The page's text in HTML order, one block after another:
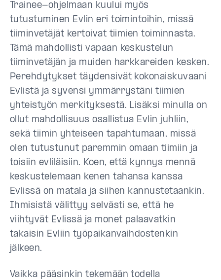
Trainee-ohjelmaan kuului myös
tutustuminen Evlin eri toimintoihin, missä
tiiminvetäjät kertoivat tiimien toiminnasta.
Tämä mahdollisti vapaan keskustelun
tiiminvetäjän ja muiden harkkareiden kesken.
Perehdytykset täydensivät kokonaiskuvaani
Evlistä ja syvensi ymmärrystäni tiimien
yhteistyön merkityksestä. Lisäksi minulla on
ollut mahdollisuus osallistua Evlin juhliin,
sekä tiimin yhteiseen tapahtumaan, missä
olen tutustunut paremmin omaan tiimiin ja
toisiin evliläisiin. Koen, että kynnys mennä
keskustelemaan kenen tahansa kanssa
Evlissä on matala ja siihen kannustetaankin.
Ihmisistä välittyy selvästi se, että he
viihtyvät Evlissä ja monet palaavatkin
takaisin Evliin työpaikanvaihdostenkin
jälkeen.
Vaikka pääsinkin tekemään todella